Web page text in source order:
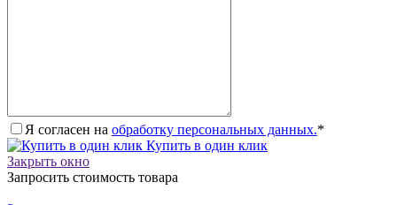
Я согласен на обработку персональных данных.*
Купить в один клик
Закрыть окно
Запросить стоимость товара